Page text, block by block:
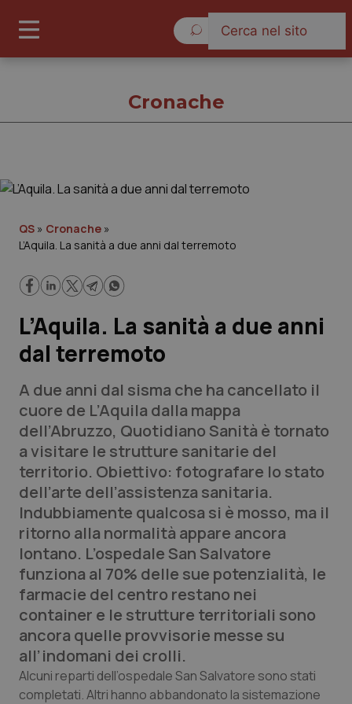
Cronache
Lavoro e Professioni
Scienza e Farmaci
Studi e Analisi
Lettere al direttore
Edizioni Regionali
QS Pro
Professionisti Sanitari.AI
Abruzzo
Basilicata
QS Pro Gold
Artrite & artrosi
QS Club Newsletter
Cronache
QS » Cronache »
L’Aquila. La sanità a due anni dal terremoto
L’Aquila. La sanità a due anni
dal terremoto
A due anni dal sisma che ha cancellato il
cuore de L’Aquila dalla mappa
dell’Abruzzo, Quotidiano Sanità è tornato
a visitare le strutture sanitarie del
territorio. Obiettivo: fotografare lo stato
dell’arte dell’assistenza sanitaria.
Indubbiamente qualcosa si è mosso, ma il
ritorno alla normalità appare ancora
lontano. L’ospedale San Salvatore
funziona al 70% delle sue potenzialità, le
farmacie del centro restano nei
container e le strutture territoriali sono
ancora quelle provvisorie messe su
all’indomani dei crolli.
Alcuni reparti dell’ospedale San Salvatore sono stati
completati. Altri hanno abbandonato la sistemazione